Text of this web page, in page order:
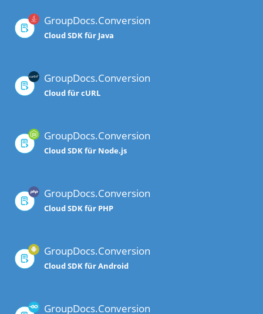
GroupDocs.Conversion
Cloud SDK für Java
GroupDocs.Conversion
Cloud für cURL
GroupDocs.Conversion
Cloud SDK für Node.js
GroupDocs.Conversion
Cloud SDK für PHP
GroupDocs.Conversion
Cloud SDK für Android
GroupDocs.Conversion